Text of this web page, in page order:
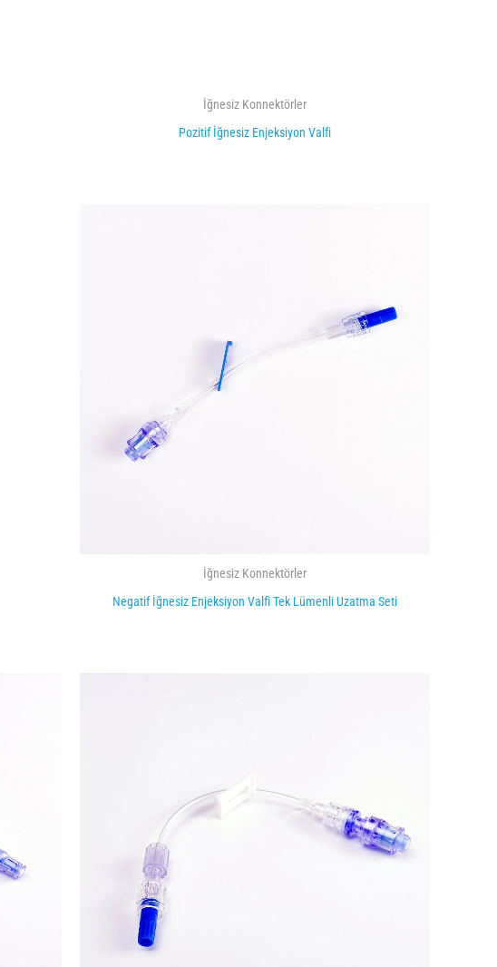
İğnesiz Konnektörler
Pozitif İğnesiz Enjeksiyon Valfi
İğnesiz Konnektörler
Negatif İğnesiz Enjeksiyon Valfi Tek Lümenli Uzatma Seti